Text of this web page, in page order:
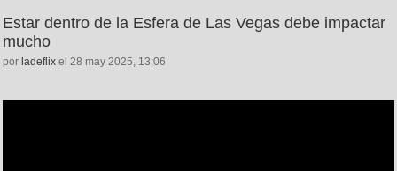
Estar dentro de la Esfera de Las Vegas debe impactar
mucho
por ladeflix el 28 may 2025, 13:06